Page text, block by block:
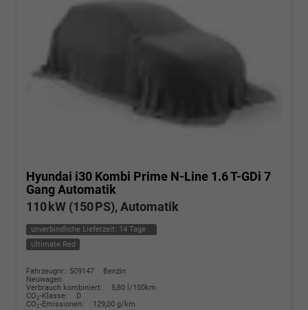
Hyundai i30 Kombi Prime N-Line 1.6 T-GDi 7
Gang Automatik
110 kW (150 PS), Automatik
unverbindliche Lieferzeit: 14 Tage
Ultimate Red
Fahrzeugnr.: 509147
Benzin
Neuwagen
Verbrauch kombiniert:
5,80 l/100km
CO2-Klasse:
D
CO2-Emissionen: 129,00 g/km